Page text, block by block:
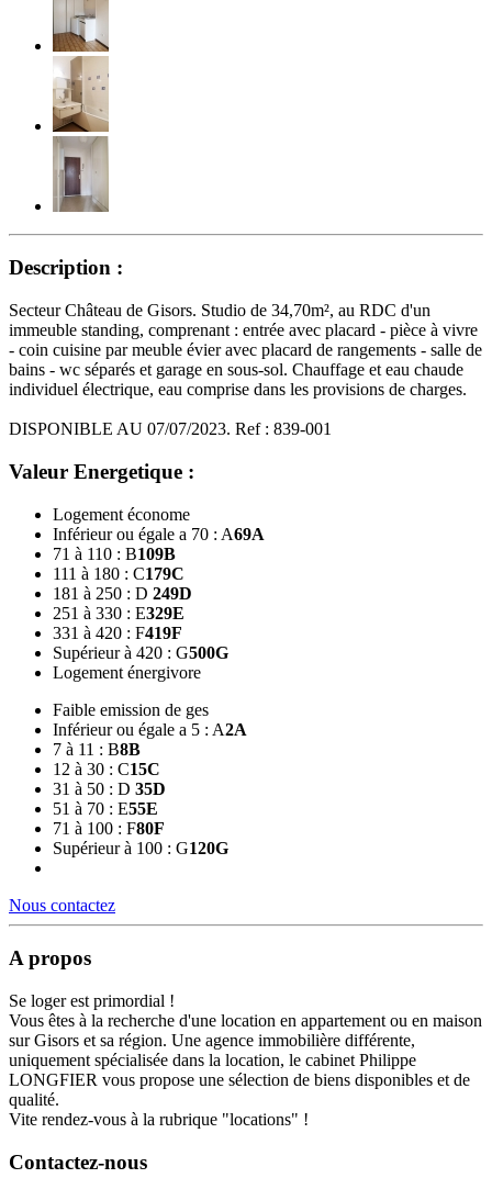
Description :
Secteur Château de Gisors. Studio de 34,70m², au RDC d'un
immeuble standing, comprenant : entrée avec placard - pièce à vivre
- coin cuisine par meuble évier avec placard de rangements - salle de
bains - wc séparés et garage en sous-sol. Chauffage et eau chaude
individuel électrique, eau comprise dans les provisions de charges.
DISPONIBLE AU 07/07/2023. Ref : 839-001
Valeur Energetique :
Logement économe
Inférieur ou égale a 70 : A69A
71 à 110 : B109B
111 à 180 : C179C
181 à 250 : D 249D
251 à 330 : E329E
331 à 420 : F419F
Supérieur à 420 : G500G
Logement énergivore
Faible emission de ges
Inférieur ou égale a 5 : A2A
7 à 11 : B8B
12 à 30 : C15C
31 à 50 : D 35D
51 à 70 : E55E
71 à 100 : F80F
Supérieur à 100 : G120G
Nous contactez
A propos
Se loger est primordial !
Vous êtes à la recherche d'une location en appartement ou en maison
sur Gisors et sa région. Une agence immobilière différente,
uniquement spécialisée dans la location, le cabinet Philippe
LONGFIER vous propose une sélection de biens disponibles et de
qualité.
Vite rendez-vous à la rubrique "locations" !
Contactez-nous